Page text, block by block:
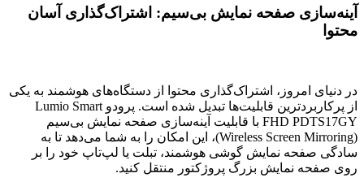
آینه‌سازی صفحه نمایش بی‌سیم: اشتراک‌گذاری آسان
محتوا
در دنیای امروز، اشتراک‌گذاری محتوا از دستگاه‌های هوشمند به یکی
از پرکاربردترین قابلیت‌ها تبدیل شده است. پرودو Lumio Smart
FHD PDTS17GY با قابلیت آینه‌سازی صفحه نمایش بی‌سیم
(Wireless Screen Mirroring)، این امکان را به شما می‌دهد تا به
سادگی صفحه نمایش گوشی هوشمند، تبلت یا لپ‌تاپ خود را بر
روی صفحه نمایش بزرگ پروژکتور منتقل کنید.